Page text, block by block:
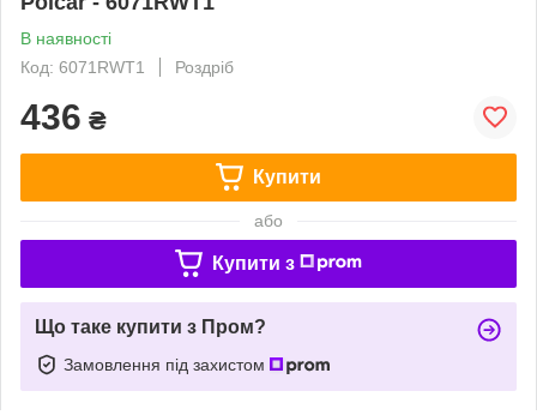
В наявності
Код: 6071RWT1
Роздріб
436 ₴
Купити
або
Купити з
Що таке купити з Пром?
Замовлення під захистом